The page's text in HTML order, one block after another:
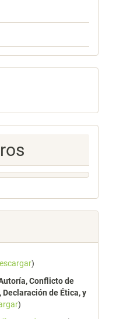
)
Conflicto de
de Ética, y
)